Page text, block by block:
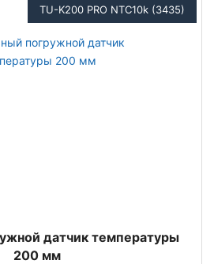
TU-K200 PRO NTC10k (3435)
датчик температуры
200 мм